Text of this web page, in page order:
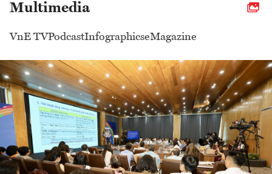
Multimedia
VnE TVPodcastInfographicseMagazine